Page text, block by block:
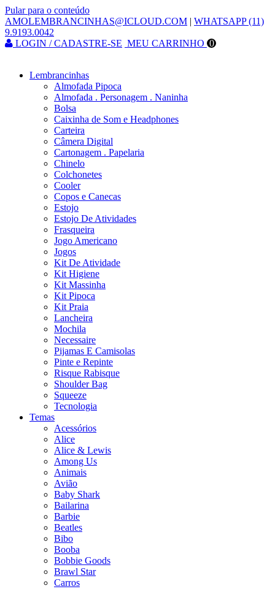
Pular para o conteúdo
AMOLEMBRANCINHAS@ICLOUD.COM | WHATSAPP (11)
9.9193.0042
LOGIN / CADASTRE-SE MEU CARRINHO 0
Lembrancinhas
Almofada Pipoca
Almofada . Personagem . Naninha
Bolsa
Caixinha de Som e Headphones
Carteira
Câmera Digital
Cartonagem . Papelaria
Chinelo
Colchonetes
Cooler
Copos e Canecas
Estojo
Estojo De Atividades
Frasqueira
Jogo Americano
Jogos
Kit De Atividade
Kit Higiene
Kit Massinha
Kit Pipoca
Kit Praia
Lancheira
Mochila
Necessaire
Pijamas E Camisolas
Pinte e Repinte
Risque Rabisque
Shoulder Bag
Squeeze
Tecnologia
Temas
Acessórios
Alice
Alice & Lewis
Among Us
Animais
Avião
Baby Shark
Bailarina
Barbie
Beatles
Bibo
Booba
Bobbie Goods
Brawl Star
Carros